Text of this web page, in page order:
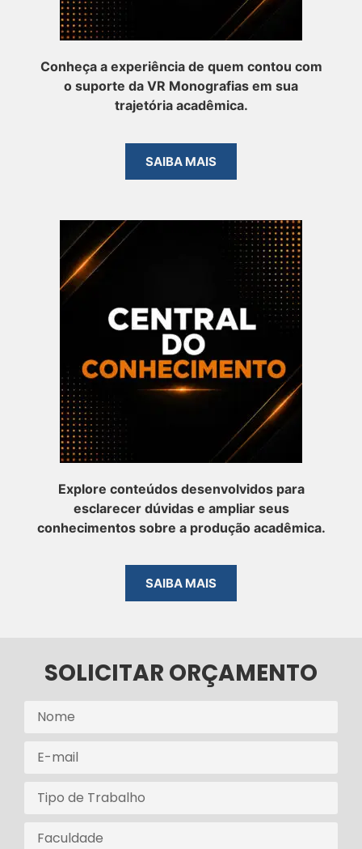
Conheça a experiência de quem contou com
o suporte da VR Monografias em sua
trajetória acadêmica.
SAIBA MAIS
Explore conteúdos desenvolvidos para
esclarecer dúvidas e ampliar seus
conhecimentos sobre a produção acadêmica.
SAIBA MAIS
SOLICITAR ORÇAMENTO